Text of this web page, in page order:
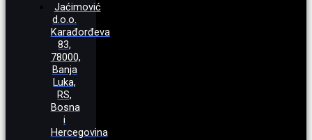
Jaćimović
d.o.o.
Karađorđeva
83,
78000,
Banja
Luka,
RS,
Bosna
i
Hercegovina